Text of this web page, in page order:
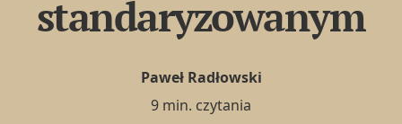
standaryzowanym
Paweł Radłowski
9 min. czytania